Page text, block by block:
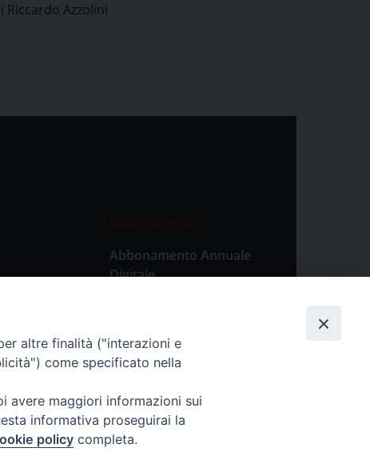
Riccardo Azzolini
Abbonamenti
Abbonamento Annuale
Digitale
Abbonamento Singola
Copia Digitale
altre finalità ("interazioni e
come specificato nella
avere maggiori informazioni sui
informativa proseguirai la
policy completa.